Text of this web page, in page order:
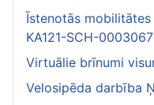
Īstenotās
KA121-SCH-
Virtuālie brīnumi
Velosipēda darbība